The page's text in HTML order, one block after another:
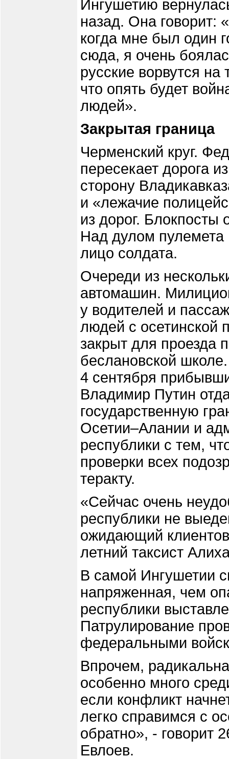
Ингушетию
назад. Она говорит:
когда мне был один
сюда, я очень
русские ворвутся
что опять будет
людей».
Закрытая граница
Черменский круг.
пересекает дорога
сторону
и «лежачие
из дорог. Блокпосты
Над дулом пулемета
лицо солдата.
Очереди из
автомашин.
у водителей и
людей с осетинской
закрыт для проезда
беслановской
4 сентября
Владимир Путин
государственную
Осетии–Алании и
республики с тем,
проверки всех
теракту.
«Сейчас очень
республики не
ожидающий
летний таксист
В самой Ингушетии
напряженная, чем
республики
Патрулирование
федеральными
Впрочем,
особенно много
если конфликт
легко справимся с
обратно», - говорит
Евлоев.